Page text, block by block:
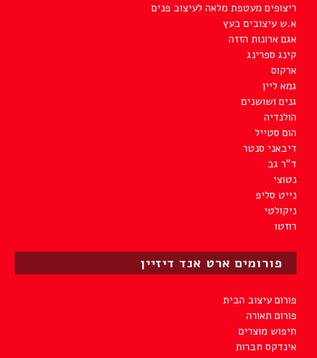
ריצופים מעטפת מלאה לעיצוב פנים
א.ש עיצובים בעץ
אגם ארונות הזזה
קינג ספרינג
ארקוס
גמא ליין
גנים ושושנים
הולנדיה
הום סטייל
דיבאני סנטר
ד"ר גב
נטוצי
נייט סליפ
ניקולטי
רוזטו
פורומים ארט אנד דיזיין
פורום עיצוב הבית
פורום תאורה
חיפוש מוצרים
אינדקס חברות